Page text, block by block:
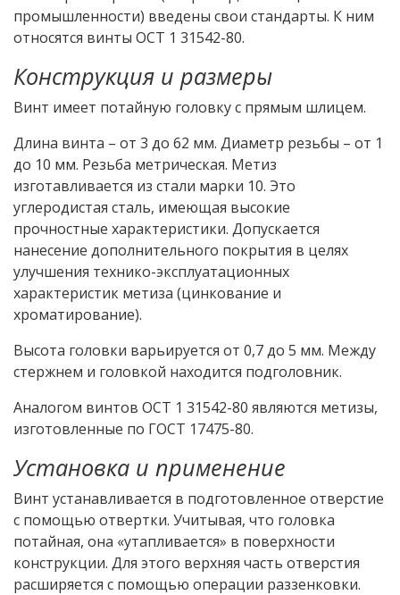
промышленности) введены свои стандарты. К ним
относятся винты ОСТ 1 31542-80.
Конструкция и размеры
Винт имеет потайную головку с прямым шлицем.
Длина винта – от 3 до 62 мм. Диаметр резьбы – от 1
до 10 мм. Резьба метрическая. Метиз
изготавливается из стали марки 10. Это
углеродистая сталь, имеющая высокие
прочностные характеристики. Допускается
нанесение дополнительного покрытия в целях
улучшения технико-эксплуатационных
характеристик метиза (цинкование и
хроматирование).
Высота головки варьируется от 0,7 до 5 мм. Между
стержнем и головкой находится подголовник.
Аналогом винтов ОСТ 1 31542-80 являются метизы,
изготовленные по ГОСТ 17475-80.
Установка и применение
Винт устанавливается в подготовленное отверстие
с помощью отвертки. Учитывая, что головка
потайная, она «утапливается» в поверхности
конструкции. Для этого верхняя часть отверстия
расширяется с помощью операции раззенковки.